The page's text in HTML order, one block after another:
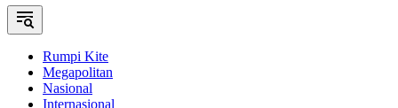
Rumpi Kite
Megapolitan
Nasional
Internasional